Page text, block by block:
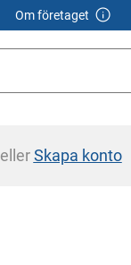
Om företaget
ellerSkapa konto